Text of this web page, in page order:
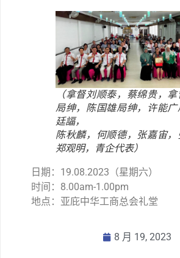
（拿督刘顺泰，蔡绵贵，
局绅，陈国雄局绅，许能
廷諨，
陈秋麟，何顺德，张嘉宙，
郑观明，青企代表）
日期：19.08.2023（星期六）
时间：8.00am-1.00pm
地点：亚庇中华工商总会礼堂
8 月 19, 2023